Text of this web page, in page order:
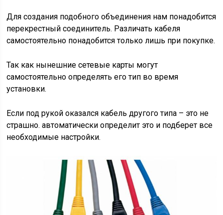
Для создания подобного объединения нам понадобится
перекрестный соединитель. Различать кабеля
самостоятельно понадобится только лишь при покупке.
Так как нынешние сетевые карты могут
самостоятельно определять его тип во время
установки.
Если под рукой оказался кабель другого типа – это не
страшно. автоматически определит это и подберет все
необходимые настройки.